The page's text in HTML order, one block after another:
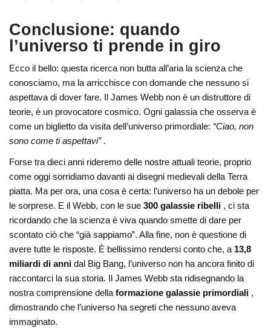
Conclusione: quando
l’universo ti prende in giro
Ecco il bello: questa ricerca non butta all’aria la scienza che
conosciamo, ma la arricchisce con domande che nessuno si
aspettava di dover fare. Il James Webb non è un distruttore di
teorie, è un provocatore cosmico. Ogni galassia che osserva è
come un biglietto da visita dell’universo primordiale: “Ciao, non
sono come ti aspettavi”.
Forse tra dieci anni rideremo delle nostre attuali teorie, proprio
come oggi sorridiamo davanti ai disegni medievali della Terra
piatta. Ma per ora, una cosa è certa: l’universo ha un debole per
le sorprese. E il Webb, con le sue300 galassie ribelli , ci sta
ricordando che la scienza è viva quando smette di dare per
scontato ciò che “già sappiamo”. Alla fine, non è questione di
avere tutte le risposte. È bellissimo rendersi conto che, a 13,8
miliardi di anni dal Big Bang, l’universo non ha ancora finito di
raccontarci la sua storia. Il James Webb sta ridisegnando la
nostra comprensione dellaformazione galassie primordiali ,
dimostrando che l’universo ha segreti che nessuno aveva
immaginato.